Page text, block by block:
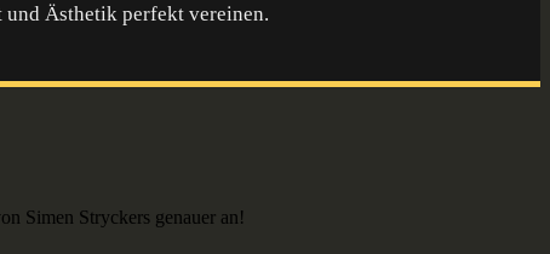
und Ästhetik perfekt vereinen.
Simen Stryckers genauer an!